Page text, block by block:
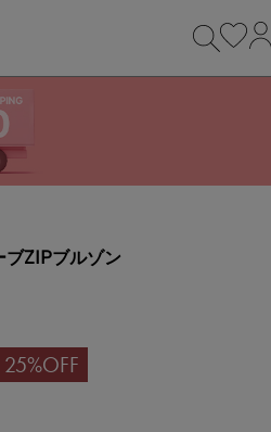
ブZIPブルゾン
25%OFF